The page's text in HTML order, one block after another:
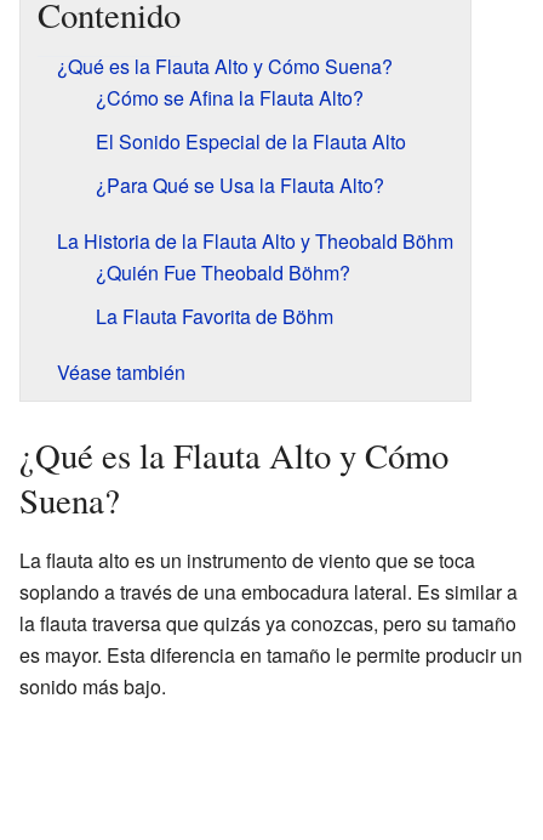
Contenido
¿Qué es la Flauta Alto y Cómo Suena?
¿Cómo se Afina la Flauta Alto?
El Sonido Especial de la Flauta Alto
¿Para Qué se Usa la Flauta Alto?
La Historia de la Flauta Alto y Theobald Böhm
¿Quién Fue Theobald Böhm?
La Flauta Favorita de Böhm
Véase también
¿Qué es la Flauta Alto y Cómo
Suena?
La flauta alto es un instrumento de viento que se toca
soplando a través de una embocadura lateral. Es similar a
la flauta traversa que quizás ya conozcas, pero su tamaño
es mayor. Esta diferencia en tamaño le permite producir un
sonido más bajo.